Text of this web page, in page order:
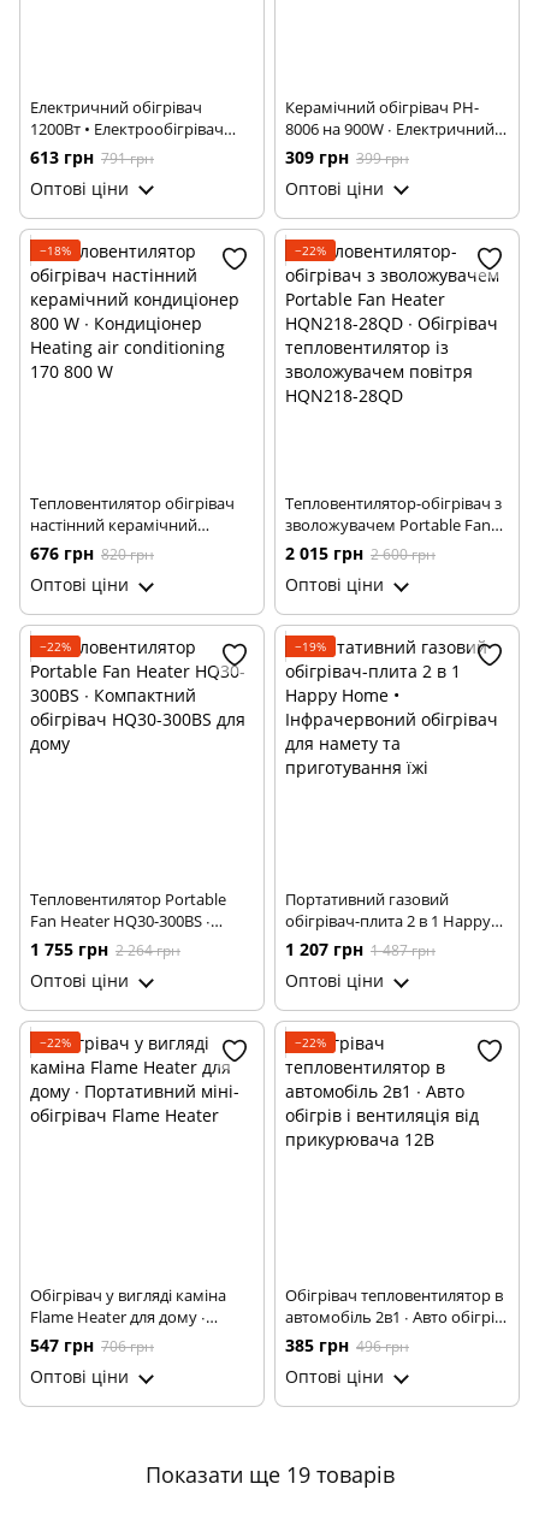
Електричний обігрівач
1200Вт • Електрообігрівач
дуйчик для дому Fl-2564
613 грн 791 грн
Оптові ціни
Керамічний обігрівач PH-
8006 на 900W ∙ Електричний
компактний обігрівач PH-
8006 для дому та офісу
309 грн 399 грн
Оптові ціни
−18%
Тепловентилятор обігрівач
настінний керамічний
кондиціонер 800 W ∙
Кондиціонер Heating air
conditioning 170 800 W
676 грн 820 грн
Оптові ціни
−22%
Тепловентилятор-обігрівач з
зволожувачем Portable Fan
Heater HQN218-28QD ∙
Обігрівач тепловентилятор із
зволожувачем повітря
HQN218-28QD
2 015 грн 2 600 грн
Оптові ціни
−22%
Тепловентилятор Portable
Fan Heater HQ30-300BS ∙
Компактний обігрівач HQ30-
300BS для дому
1 755 грн 2 264 грн
Оптові ціни
−19%
Портативний газовий
обігрівач-плита 2 в 1 Happy
Home • Інфрачервоний
обігрівач для намету та
приготування їжі
1 207 грн 1 487 грн
Оптові ціни
−22%
Обігрівач у вигляді каміна
Flame Heater для дому ∙
Портативний міні-обігрівач
Flame Heater
547 грн 706 грн
Оптові ціни
−22%
Обігрівач тепловентилятор в
автомобіль 2в1 ∙ Авто обігрів
і вентиляція від прикурювача
385 грн 496 грн
Оптові ціни
Показати ще 19 товарів